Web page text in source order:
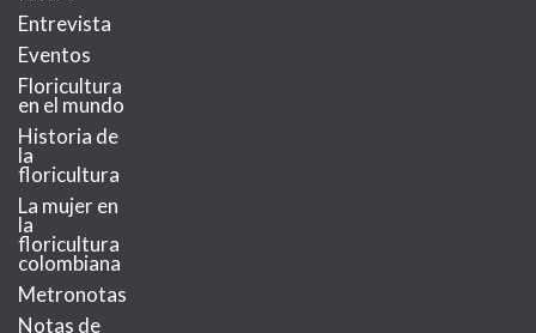
Entrevista
Eventos
Floricultura
en el mundo
Historia de
la
floricultura
La mujer en
la
floricultura
colombiana
Metronotas
Notas de